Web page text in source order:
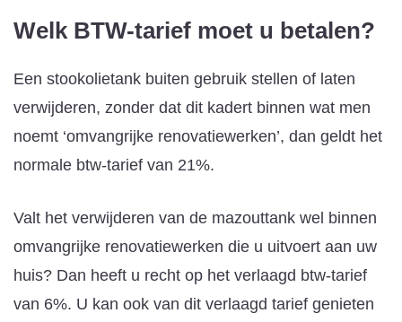
Welk BTW-tarief moet u betalen?
Een stookolietank buiten gebruik stellen of laten
verwijderen, zonder dat dit kadert binnen wat men
noemt ‘omvangrijke renovatiewerken’, dan geldt het
normale btw-tarief van 21%.
Valt het verwijderen van de mazouttank wel binnen
omvangrijke renovatiewerken die u uitvoert aan uw
huis? Dan heeft u recht op het verlaagd btw-tarief
van 6%. U kan ook van dit verlaagd tarief genieten